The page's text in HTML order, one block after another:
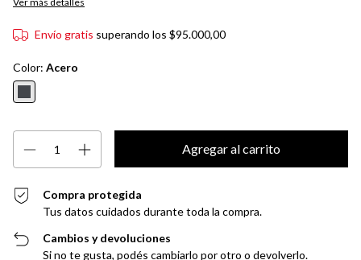
Envío gratis superando los $95.000,00
Color: Acero
Compra protegida
Tus datos cuidados durante toda la compra.
Cambios y devoluciones
Si no te gusta, podés cambiarlo por otro o devolverlo.